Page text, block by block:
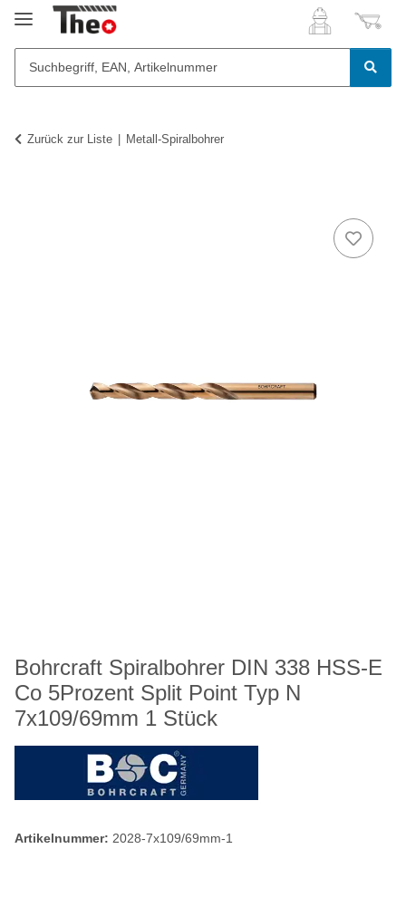
Zurück zur Liste Metall-Spiralbohrer
Bohrcraft Spiralbohrer DIN 338 HSS-E
Co 5Prozent Split Point Typ N
7x109/69mm 1 Stück
Artikelnummer: 2028-7x109/69mm-1